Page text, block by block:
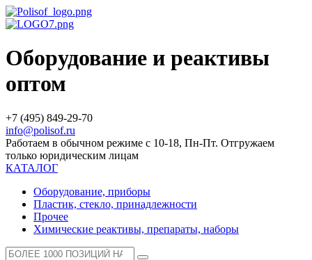
Оборудование и реактивы
оптом
+7 (495) 849-29-70
info@polisof.ru
Работаем в обычном режиме с 10-18, Пн-Пт. Отгружаем
только юридическим лицам
КАТАЛОГ
Оборудование, приборы
Пластик, стекло, принадлежности
Прочее
Химические реактивы, препараты, наборы